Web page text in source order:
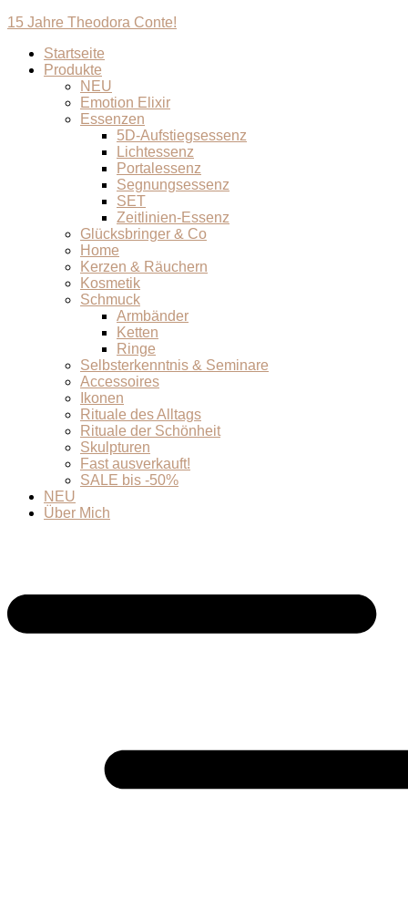
15 Jahre Theodora Conte!
Startseite
Produkte
NEU
Emotion Elixir
Essenzen
5D-Aufstiegsessenz
Lichtessenz
Portalessenz
Segnungsessenz
SET
Zeitlinien-Essenz
Glücksbringer & Co
Home
Kerzen & Räuchern
Kosmetik
Schmuck
Armbänder
Ketten
Ringe
Selbsterkenntnis & Seminare
Accessoires
Ikonen
Rituale des Alltags
Rituale der Schönheit
Skulpturen
Fast ausverkauft!
SALE bis -50%
NEU
Über Mich